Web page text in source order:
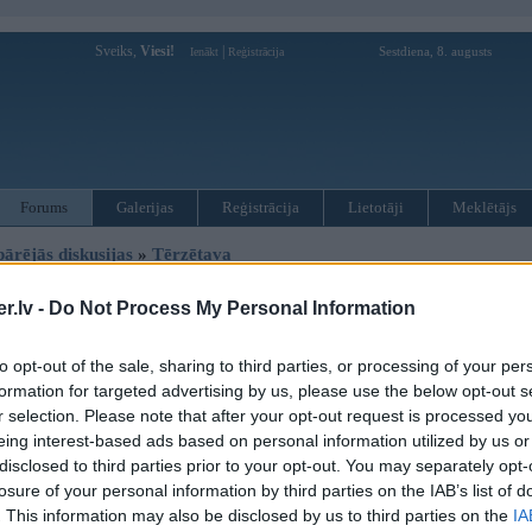
- Do Not Process My Personal Information
opt-out of the sale, sharing to third parties, or processing of your
for targeted advertising by us, please use the below opt-out
selection. Please note that after your opt-out request is processed
interest-based ads based on personal information utilized by us
to third parties prior to your opt-out. You may separately
of your personal information by third parties on the IAB’s list of
This information may also be disclosed by us to third parties on the
Sveiks, Viesi! Ienākt Reģistrācija Sestdiena, 8. augusts
Forums Galerijas Reģistrācija Lietotāji Meklētājs
diskusijas » Tērzētava
Ziņojums
20. Mar 2023, 18:20
https://docs.google.com/forms/d/e/1FAIpQLSdYMj5...HpQpaiA/viewform
palīdzam studentiem!